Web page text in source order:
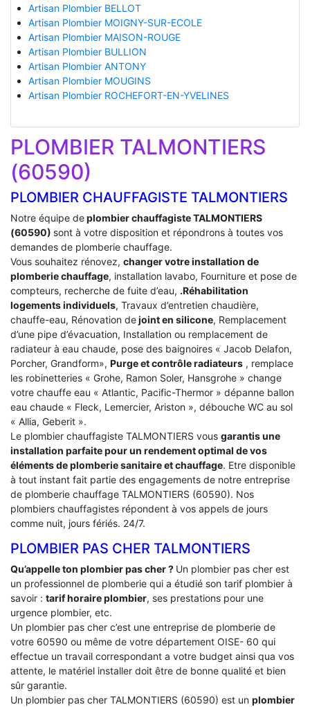
Artisan Plombier BELLOT
Artisan Plombier MOIGNY-SUR-ECOLE
Artisan Plombier MAISON-ROUGE
Artisan Plombier BULLION
Artisan Plombier ANTONY
Artisan Plombier MOUGINS
Artisan Plombier ROCHEFORT-EN-YVELINES
PLOMBIER TALMONTIERS
(60590)
PLOMBIER CHAUFFAGISTE TALMONTIERS
Notre équipe deplombier chauffagiste TALMONTIERS
(60590) sont à votre disposition et répondrons à toutes vos
demandes de plomberie chauffage.
Vous souhaitez rénovez, changer votre installation de
plomberie chauffage, installation lavabo, Fourniture et pose de
compteurs, recherche de fuite d’eau, .Réhabilitation
logements individuels, Travaux d’entretien chaudière,
chauffe-eau, Rénovation dejoint en silicone, Remplacement
d’une pipe d’évacuation, Installation ou remplacement de
radiateur à eau chaude, pose des baignoires « Jacob Delafon,
Porcher, Grandform», Purge et contrôle radiateurs , remplace
les robinetteries « Grohe, Ramon Soler, Hansgrohe » change
votre chauffe eau « Atlantic, Pacific-Thermor » dépanne ballon
eau chaude « Fleck, Lemercier, Ariston », débouche WC au sol
« Allia, Geberit ».
Le plombier chauffagiste TALMONTIERS vous garantis une
installation parfaite pour un rendement optimal de vos
éléments de plomberie sanitaire et chauffage. Etre disponible
à tout instant fait partie des engagements de notre entreprise
de plomberie chauffage TALMONTIERS (60590). Nos
plombiers chauffagistes répondent à vos appels de jours
comme nuit, jours fériés. 24/7.
PLOMBIER PAS CHER TALMONTIERS
Qu’appelle ton plombier pas cher ? Un plombier pas cher est
un professionnel de plomberie qui a étudié son tarif plombier à
savoir : tarif horaire plombier, ses prestations pour une
urgence plombier, etc.
Un plombier pas cher c’est une entreprise de plomberie de
votre 60590 ou même de votre département OISE- 60 qui
effectue un travail correspondant a votre budget ainsi qua vos
attente, le matériel installer doit être de bonne qualité et bien
sûr garantie.
Un plombier pas cher TALMONTIERS (60590) est un plombier